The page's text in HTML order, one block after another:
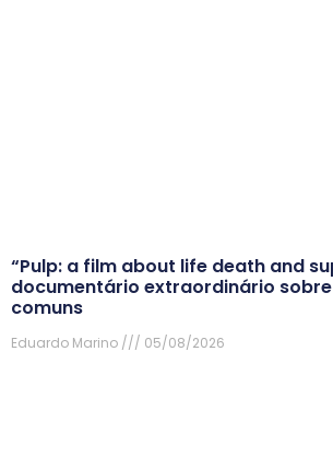
“Pulp: a film about life death and
documentário extraordinário
comuns
Eduardo Marino 05/08/2026